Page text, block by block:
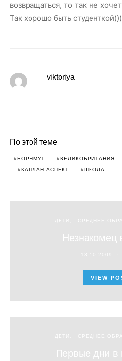
возвращаться, то так не
Так хорошо быть
viktoriya
По этой теме
БОРНМУТ ВЕЛИКОБРИТАНИЯ
КАПЛАН АСПЕКТ ШКОЛА
ДЕТИ СРЕДНЕЕ
Незнакомец
13.10.2009
VIEW
ДЕТИ СРЕДНЕЕ
Первые дни в